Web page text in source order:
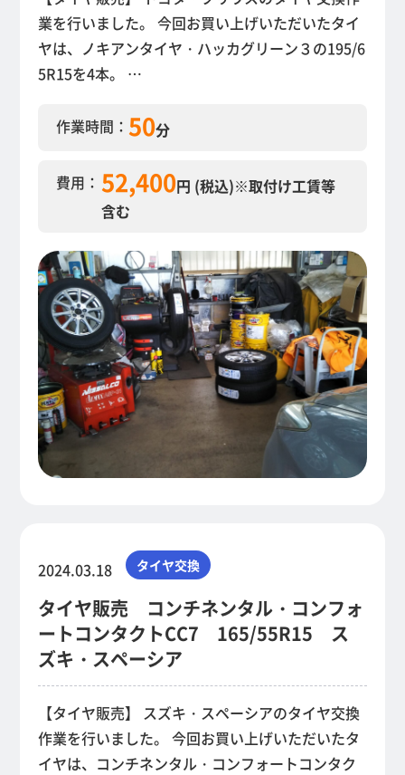
業を行いました。 今回お買い上げいただいたタイ
ヤは、ノキアンタイヤ・ハッカグリーン３の195/6
5R15を4本。 …
作業時間： 50分
費用： 52,400円 (税込)※取付け工賃等
含む
2024.03.18 タイヤ交換
タイヤ販売 コンチネンタル・コンフォ
ートコンタクトCC7 165/55R15 ス
ズキ・スペーシア
【タイヤ販売】 スズキ・スペーシアのタイヤ交換
作業を行いました。 今回お買い上げいただいたタ
イヤは、コンチネンタル・コンフォートコンタク